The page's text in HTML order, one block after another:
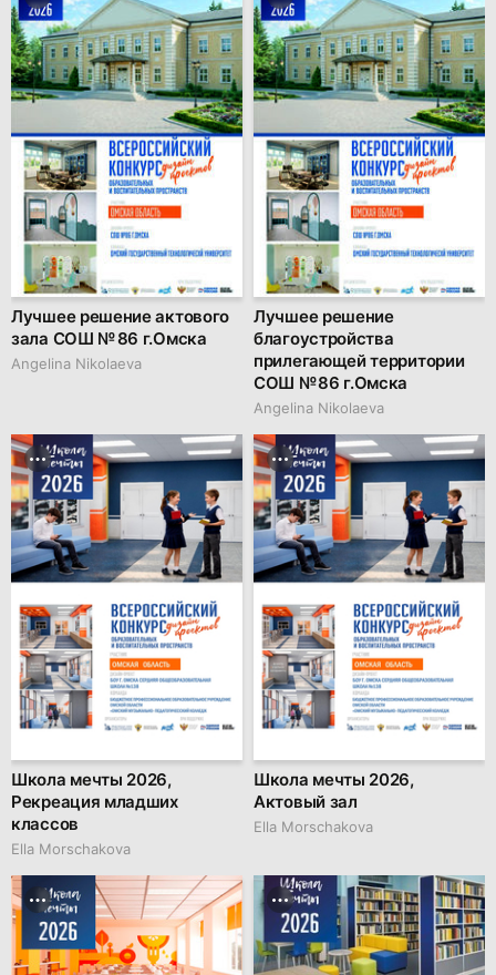
Лучшее решение актового
зала СОШ № 86 г.Омска
Angelina Nikolaeva
Лучшее решение
благоустройства
прилегающей территории
СОШ № 86 г.Омска
Angelina Nikolaeva
Школа мечты 2026,
Рекреация младших
классов
Ella Morschakova
Школа мечты 2026,
Актовый зал
Ella Morschakova